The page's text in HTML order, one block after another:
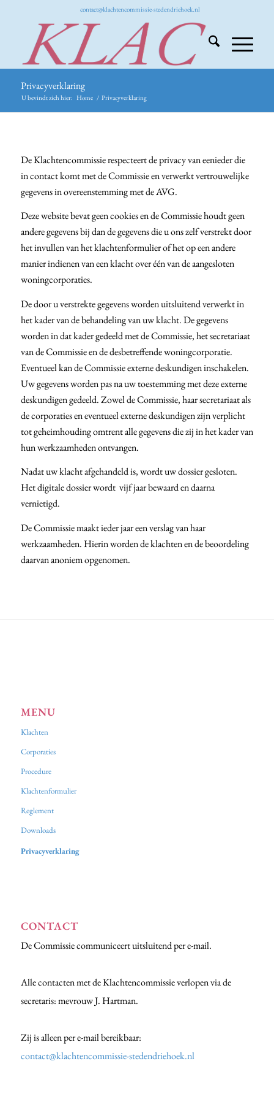
contact@klachtencommissie-stedendriehoek.nl
Privacyverklaring
U bevindt zich hier: Home / Privacyverklaring
De Klachtencommissie respecteert de privacy van eenieder die
in contact komt met de Commissie en verwerkt vertrouwelijke
gegevens in overeenstemming met de AVG.
Deze website bevat geen cookies en de Commissie houdt geen
andere gegevens bij dan de gegevens die u ons zelf verstrekt door
het invullen van het klachtenformulier of het op een andere
manier indienen van een klacht over één van de aangesloten
woningcorporaties.
De door u verstrekte gegevens worden uitsluitend verwerkt in
het kader van de behandeling van uw klacht. De gegevens
worden in dat kader gedeeld met de Commissie, het secretariaat
van de Commissie en de desbetreffende woningcorporatie.
Eventueel kan de Commissie externe deskundigen inschakelen.
Uw gegevens worden pas na uw toestemming met deze externe
deskundigen gedeeld. Zowel de Commissie, haar secretariaat als
de corporaties en eventueel externe deskundigen zijn verplicht
tot geheimhouding omtrent alle gegevens die zij in het kader van
hun werkzaamheden ontvangen.
Nadat uw klacht afgehandeld is, wordt uw dossier gesloten.
Het digitale dossier wordt vijf jaar bewaard en daarna
vernietigd.
De Commissie maakt ieder jaar een verslag van haar
werkzaamheden. Hierin worden de klachten en de beoordeling
daarvan anoniem opgenomen.
MENU
Klachten
Corporaties
Procedure
Klachtenformulier
Reglement
Downloads
Privacyverklaring
CONTACT
De Commissie communiceert uitsluitend per e-mail.
Alle contacten met de Klachtencommissie verlopen via de
secretaris: mevrouw J. Hartman.
Zij is alleen per e-mail bereikbaar:
contact@klachtencommissie-stedendriehoek.nl